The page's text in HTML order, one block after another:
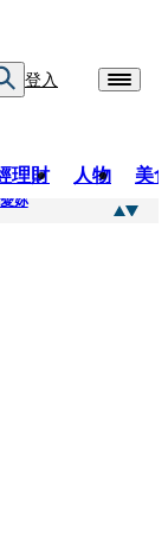
登入
理財 人物 美
妳